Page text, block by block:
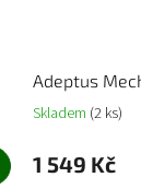
Adeptus
Skladem (2 ks)
1 549 Kč